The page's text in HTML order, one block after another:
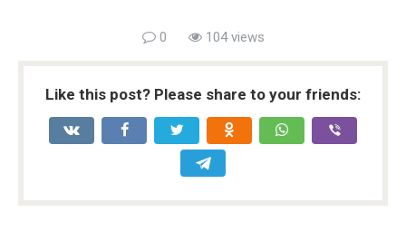
0 104 views
Like this post? Please share to your friends: